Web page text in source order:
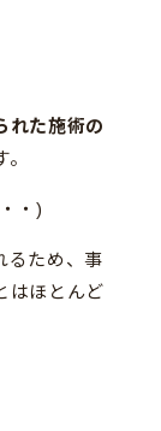
れた施術の
・)
るため、事
はほとんど